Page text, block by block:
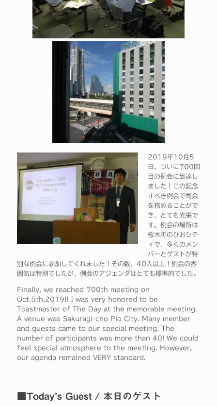
2019年10月5
日、ついに700回
目の例会に到達し
ました！この記念
すべき例会で司会
を務めることがで
き、とても光栄で
す。例会の場所は
桜木町のぴおシテ
ィで、多くのメン
バーとゲストが特
別な例会に参加してくれました！その数、40人以上！例会の雰
囲気は特別でしたが、例会のアジェンダはとても標準的でした。
Finally, we reached 700th meeting on
Oct.5th,2019!! I was very honored to be
Toastmaster of The Day at the memorable meeting.
A venue was Sakuragi-cho Pio City. Many member
and guests came to our special meeting. The
number of participants was more than 40! We could
feel special atmosphere to the meeting. However,
our agenda remained VERY standard.
■Today’s Guest / 本日のゲスト